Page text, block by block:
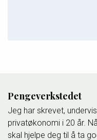
Pengeverkstedet
Jeg har skrevet,
privatøkonomi i 20 år.
skal hjelpe deg til å ta